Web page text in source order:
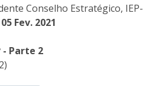
Conselho Estratégico, IEP-
Fev. 2021
- Parte 2